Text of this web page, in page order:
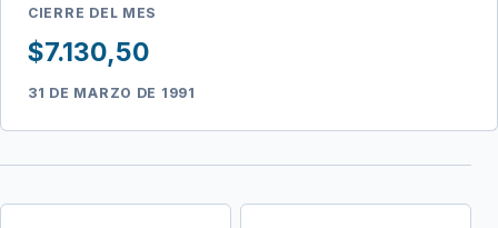
CIERRE DEL MES
$7.130,50
31 DE MARZO DE 1991